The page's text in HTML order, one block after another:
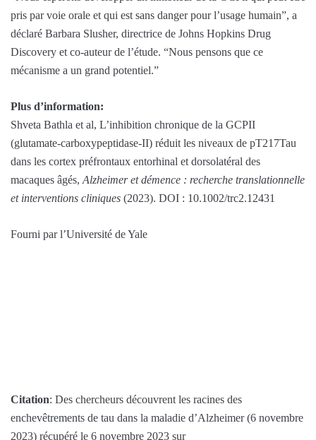
pris par voie orale et qui est sans danger pour l’usage humain”, a
déclaré Barbara Slusher, directrice de Johns Hopkins Drug
Discovery et co-auteur de l’étude. “Nous pensons que ce
mécanisme a un grand potentiel.”
Plus d’information:
Shveta Bathla et al, L’inhibition chronique de la GCPII
(glutamate-carboxypeptidase-II) réduit les niveaux de pT217Tau
dans les cortex préfrontaux entorhinal et dorsolatéral des
macaques âgés, Alzheimer et démence : recherche translationnelle
et interventions cliniques (2023). DOI : 10.1002/trc2.12431
Fourni par l’Université de Yale
Citation: Des chercheurs découvrent les racines des
enchevêtrements de tau dans la maladie d’Alzheimer (6 novembre
2023) récupéré le 6 novembre 2023 sur